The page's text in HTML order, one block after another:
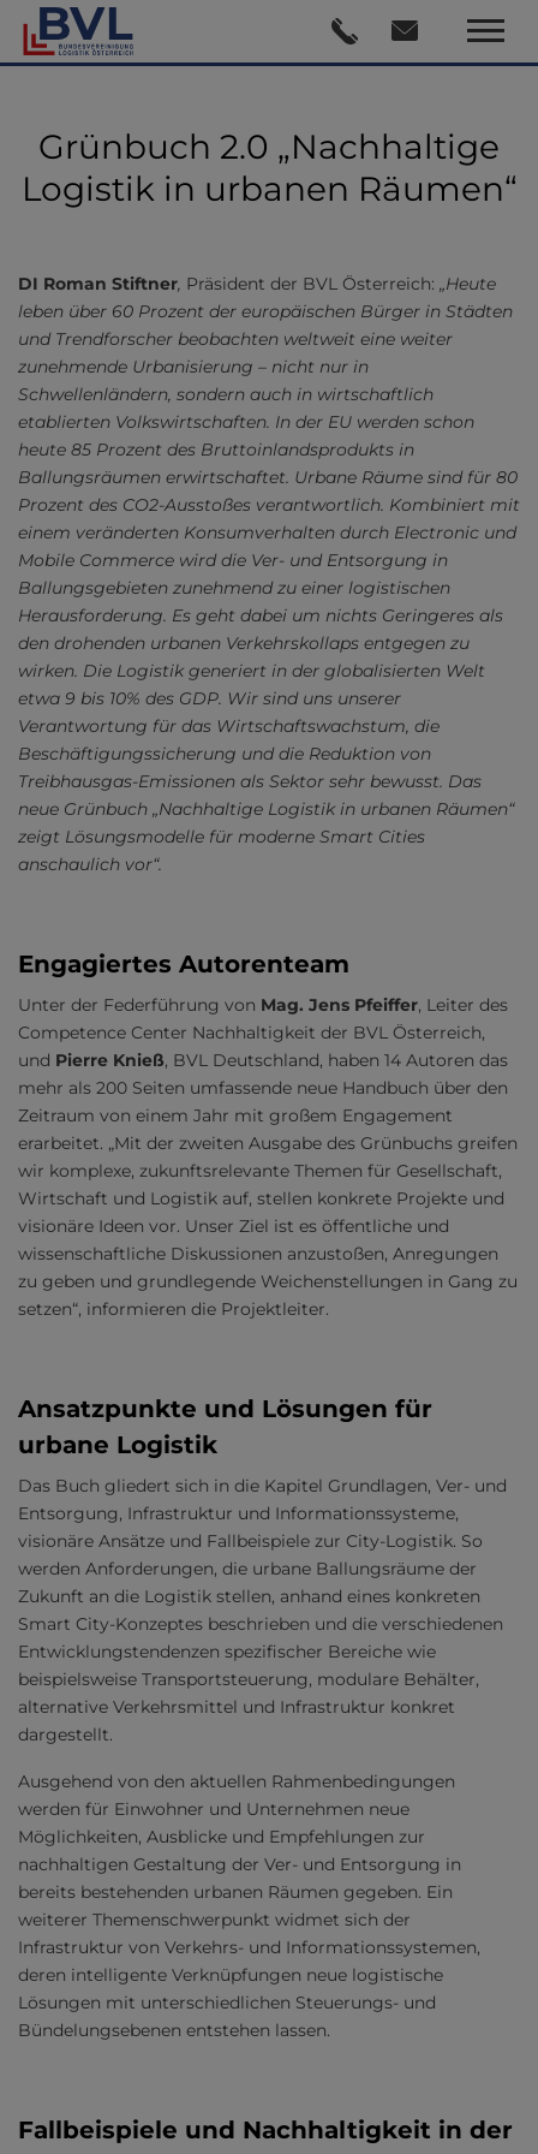
Grünbuch 2.0 „Nachhaltige
Logistik in urbanen Räumen“
DI Roman Stiftner, Präsident der BVL Österreich: „Heute
leben über 60 Prozent der europäischen Bürger in Städten
und Trendforscher beobachten weltweit eine weiter
zunehmende Urbanisierung – nicht nur in
Schwellenländern, sondern auch in wirtschaftlich
etablierten Volkswirtschaften. In der EU werden schon
heute 85 Prozent des Bruttoinlandsprodukts in
Ballungsräumen erwirtschaftet. Urbane Räume sind für 80
Prozent des CO2-Ausstoßes verantwortlich. Kombiniert mit
einem veränderten Konsumverhalten durch Electronic und
Mobile Commerce wird die Ver- und Entsorgung in
Ballungsgebieten zunehmend zu einer logistischen
Herausforderung. Es geht dabei um nichts Geringeres als
den drohenden urbanen Verkehrskollaps entgegen zu
wirken. Die Logistik generiert in der globalisierten Welt
etwa 9 bis 10% des GDP. Wir sind uns unserer
Verantwortung für das Wirtschaftswachstum, die
Beschäftigungssicherung und die Reduktion von
Treibhausgas-Emissionen als Sektor sehr bewusst. Das
neue Grünbuch „Nachhaltige Logistik in urbanen Räumen“
zeigt Lösungsmodelle für moderne Smart Cities
anschaulich vor“.
Engagiertes Autorenteam
Unter der Federführung von Mag. Jens Pfeiffer, Leiter des
Competence Center Nachhaltigkeit der BVL Österreich,
und Pierre Knieß, BVL Deutschland, haben 14 Autoren das
mehr als 200 Seiten umfassende neue Handbuch über den
Zeitraum von einem Jahr mit großem Engagement
erarbeitet. „Mit der zweiten Ausgabe des Grünbuchs greifen
wir komplexe, zukunftsrelevante Themen für Gesellschaft,
Wirtschaft und Logistik auf, stellen konkrete Projekte und
visionäre Ideen vor. Unser Ziel ist es öffentliche und
wissenschaftliche Diskussionen anzustoßen, Anregungen
zu geben und grundlegende Weichenstellungen in Gang zu
setzen“, informieren die Projektleiter.
Ansatzpunkte und Lösungen für
urbane Logistik
Das Buch gliedert sich in die Kapitel Grundlagen, Ver- und
Entsorgung, Infrastruktur und Informationssysteme,
visionäre Ansätze und Fallbeispiele zur City-Logistik. So
werden Anforderungen, die urbane Ballungsräume der
Zukunft an die Logistik stellen, anhand eines konkreten
Smart City-Konzeptes beschrieben und die verschiedenen
Entwicklungstendenzen spezifischer Bereiche wie
beispielsweise Transportsteuerung, modulare Behälter,
alternative Verkehrsmittel und Infrastruktur konkret
dargestellt.
Ausgehend von den aktuellen Rahmenbedingungen
werden für Einwohner und Unternehmen neue
Möglichkeiten, Ausblicke und Empfehlungen zur
nachhaltigen Gestaltung der Ver- und Entsorgung in
bereits bestehenden urbanen Räumen gegeben. Ein
weiterer Themenschwerpunkt widmet sich der
Infrastruktur von Verkehrs- und Informationssystemen,
deren intelligente Verknüpfungen neue logistische
Lösungen mit unterschiedlichen Steuerungs- und
Bündelungsebenen entstehen lassen.
Fallbeispiele und Nachhaltigkeit in der